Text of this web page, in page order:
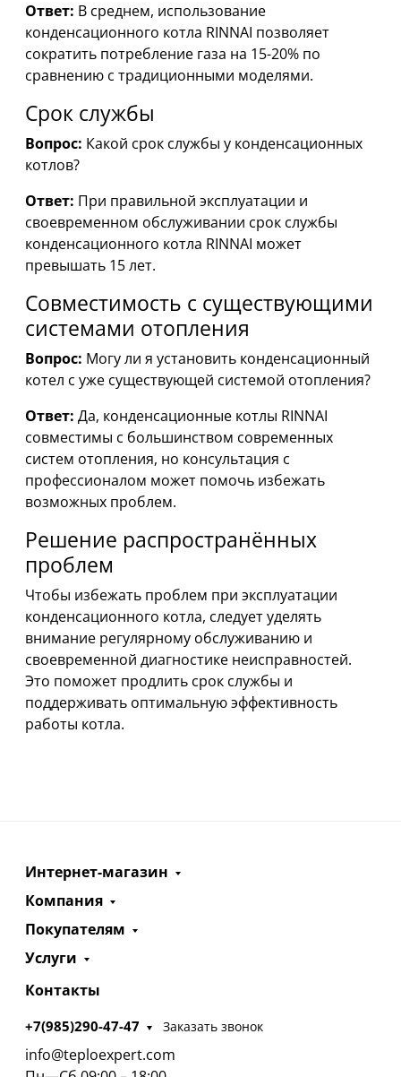
Ответ: В среднем, использование
конденсационного котла RINNAI позволяет
сократить потребление газа на 15-20% по
сравнению с традиционными моделями.
Срок службы
Вопрос: Какой срок службы у конденсационных
котлов?
Ответ: При правильной эксплуатации и
своевременном обслуживании срок службы
конденсационного котла RINNAI может
превышать 15 лет.
Совместимость с существующими
системами отопления
Вопрос: Могу ли я установить конденсационный
котел с уже существующей системой отопления?
Ответ: Да, конденсационные котлы RINNAI
совместимы с большинством современных
систем отопления, но консультация с
профессионалом может помочь избежать
возможных проблем.
Решение распространённых
проблем
Чтобы избежать проблем при эксплуатации
конденсационного котла, следует уделять
внимание регулярному обслуживанию и
своевременной диагностике неисправностей.
Это поможет продлить срок службы и
поддерживать оптимальную эффективность
работы котла.
Интернет-магазин
Компания
Покупателям
Услуги
Контакты
+7(985)290-47-47 Заказать звонок
info@teploexpert.com